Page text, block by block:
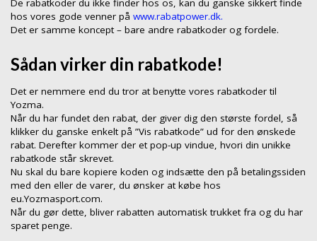
De rabatkoder du ikke finder hos os, kan du ganske sikkert finde
hos vores gode venner på www.rabatpower.dk.
Det er samme koncept – bare andre rabatkoder og fordele.
Sådan virker din rabatkode!
Det er nemmere end du tror at benytte vores rabatkoder til
Yozma.
Når du har fundet den rabat, der giver dig den største fordel, så
klikker du ganske enkelt på ”Vis rabatkode” ud for den ønskede
rabat. Derefter kommer der et pop-up vindue, hvori din unikke
rabatkode står skrevet.
Nu skal du bare kopiere koden og indsætte den på betalingssiden
med den eller de varer, du ønsker at købe hos
eu.Yozmasport.com.
Når du gør dette, bliver rabatten automatisk trukket fra og du har
sparet penge.